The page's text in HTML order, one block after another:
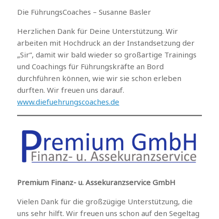
Die FührungsCoaches – Susanne Basler
Herzlichen Dank für Deine Unterstützung. Wir
arbeiten mit Hochdruck an der Instandsetzung der
„Sir“, damit wir bald wieder so großartige Trainings
und Coachings für Führungskräfte an Bord
durchführen können, wie wir sie schon erleben
durften. Wir freuen uns darauf.
www.diefuehrungscoaches.de
Premium Finanz- u. Assekuranzservice GmbH
Vielen Dank für die großzügige Unterstützung, die
uns sehr hilft. Wir freuen uns schon auf den Segeltag